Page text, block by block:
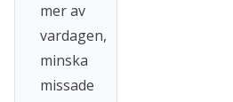
mer av
vardagen,
minska
missade